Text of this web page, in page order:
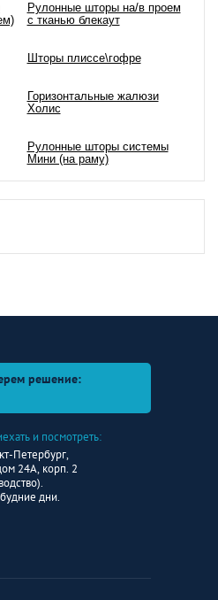
Рулонные шторы на/в проем
с тканью блекаут
Шторы плиссе\гофре
Горизонтальные жалюзи
Холис
Рулонные шторы системы
Мини (на раму)
решение:
и посмотреть:
Петербург,
24А, корп. 2
дни.